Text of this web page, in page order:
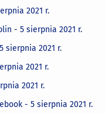
2021 r.
- 5 sierpnia 2021 r.
sierpnia 2021 r.
2021 r.
2021 r.
- 5 sierpnia 2021 r.